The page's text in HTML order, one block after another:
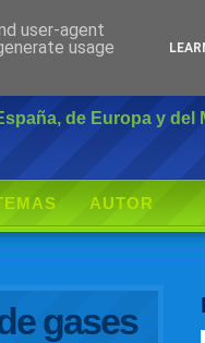
de Europa y del
AUTOR
gases
user-agent
usage